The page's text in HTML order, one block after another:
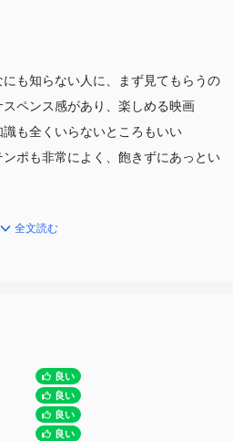
も知らない人に、まず見てもらうの
ペンス感があり、楽しめる映画
も全くいらないところもいい
ポも非常によく、飽きずにあっとい
を余すところなくみれ、今までのシ
る
られ、ラブロマンス要素も満載で大
全文読む
良い
良い
良い
良い